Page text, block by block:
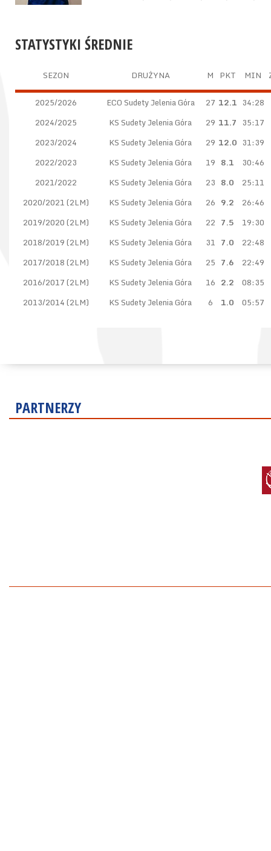
STATYSTYKI ŚREDNIE
SEZON DRUŻYNA M PKT MIN
2025/2026 ECO Sudety Jelenia Góra 27 12.1 34:28
2024/2025
KS Sudety Jelenia Góra 29 11.7 35:17
2023/2024
KS Sudety Jelenia Góra 29 12.0 31:39
2022/2023
KS Sudety Jelenia Góra 19 8.1
30:46
2021/2022
KS Sudety Jelenia Góra 23 8.0
25:11
2020/2021 (2LM)
KS Sudety Jelenia Góra 26 9.2
26:46
2019/2020 (2LM)
KS Sudety Jelenia Góra 22 7.5
19:30
2018/2019 (2LM)
KS Sudety Jelenia Góra 31 7.0
22:48
2017/2018 (2LM)
KS Sudety Jelenia Góra 25 7.6
22:49
2016/2017 (2LM)
KS Sudety Jelenia Góra 16 2.2
08:35
2013/2014 (2LM)
KS Sudety Jelenia Góra 6 1.0 05:57
PARTNERZY